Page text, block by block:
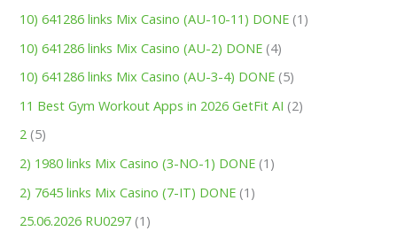
10) 641286 links Mix Casino (AU-10-11) DONE (1)
10) 641286 links Mix Casino (AU-2) DONE (4)
10) 641286 links Mix Casino (AU-3-4) DONE (5)
11 Best Gym Workout Apps in 2026 GetFit AI (2)
2 (5)
2) 1980 links Mix Casino (3-NO-1) DONE (1)
2) 7645 links Mix Casino (7-IT) DONE (1)
25.06.2026 RU0297 (1)